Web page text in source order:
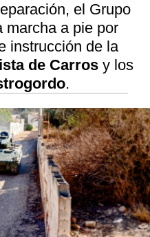
el Grupo
marcha a pie por
instrucción de la
de Carros y los
.